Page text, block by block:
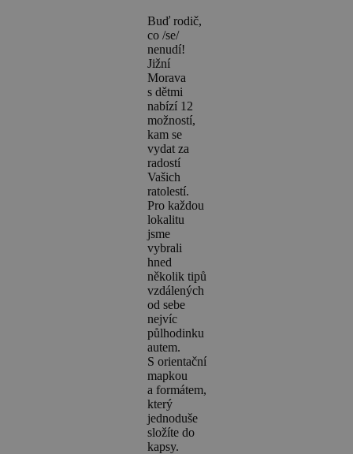
Buď rodič,
co /se/
nenudí!
Jižní
Morava
s dětmi
nabízí 12
možností,
kam se
vydat za
radostí
Vašich
ratolestí.
Pro každou
lokalitu
jsme
vybrali
hned
několik tipů
vzdálených
od sebe
nejvíc
půlhodinku
autem.
S orientační
mapkou
a formátem,
který
jednoduše
složíte do
kapsy.